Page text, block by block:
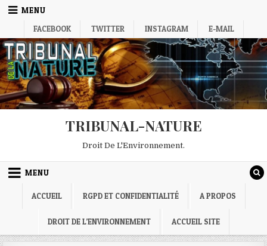
Skip
MENU
FACEBOOK
TWITTER INSTAGRAM E-MAIL
TRIBUNAL-NATURE
Droit De L'Environnement.
MENU
ACCUEIL RGPD ET CONFIDENTIALITÉ A PROPOS
DROIT DE L’ENVIRONNEMENT ACCUEIL SITE